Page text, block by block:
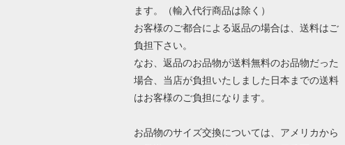
ます。（輸入代行商品は除く）
お客様のご都合による返品の場合は、送料はご
負担下さい。
なお、返品のお品物が送料無料のお品物だった
場合、当店が負担いたしました日本までの送料
はお客様のご負担になります。
お品物のサイズ交換については、アメリカから